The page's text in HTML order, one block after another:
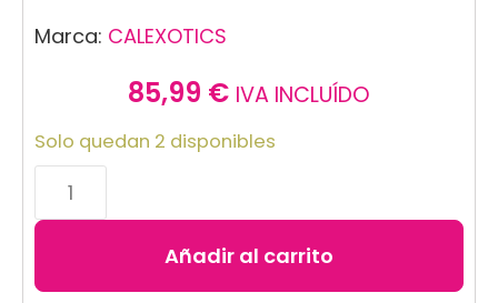
Marca: CALEXOTICS
85,99 € IVA INCLUÍDO
Solo quedan 2 disponibles
Añadir al carrito